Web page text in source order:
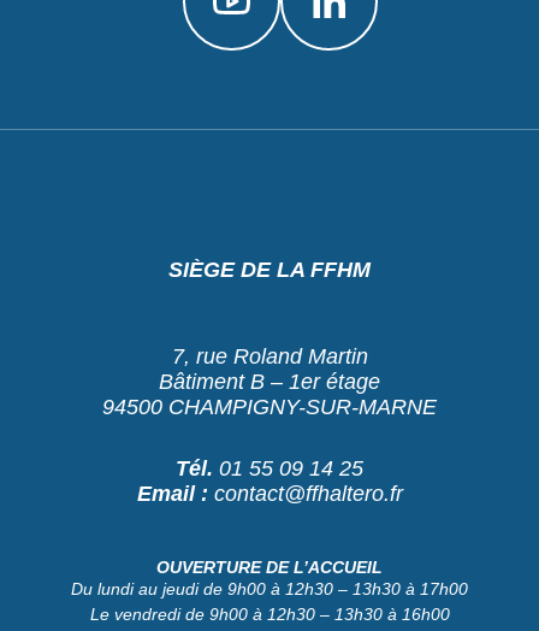
SIÈGE DE LA FFHM
7, rue Roland Martin
Bâtiment B – 1er étage
94500 CHAMPIGNY-SUR-MARNE
Tél. 01 55 09 14 25
Email : contact@ffhaltero.fr
OUVERTURE DE L’ACCUEIL
Du lundi au jeudi de 9h00 à 12h30 – 13h30 à 17h00
Le vendredi de 9h00 à 12h30 – 13h30 à 16h00